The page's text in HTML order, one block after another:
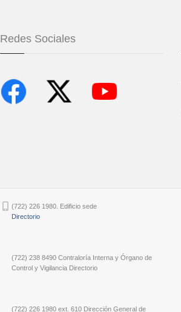
Redes Sociales
(722) 226 1980. Edificio sede
Directorio
(722) 238 8490 Contraloría Interna y Órgano de
Control y Vigilancia Directorio
(722) 226 1980 ext. 610 Dirección General de